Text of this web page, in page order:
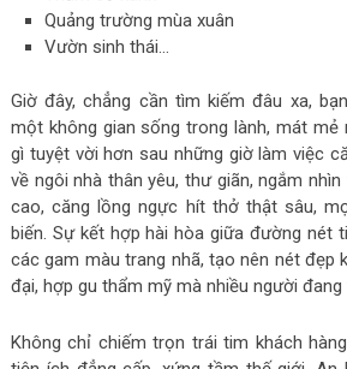
Quảng trường mùa xuân
Vườn sinh thái…
Giờ đây, chẳng cần tìm kiếm đâu xa,
một không gian sống trong lành, mát mẻ
gì tuyệt vời hơn sau những giờ làm việc
về ngôi nhà thân yêu, thư giãn, ngắm
cao, căng lồng ngực hít thở thật sâu,
biến. Sự kết hợp hài hòa giữa đường nét
các gam màu trang nhã, tạo nên nét đẹp
đại, hợp gu thẩm mỹ mà nhiều người đang
Không chỉ chiếm trọn trái tim khách